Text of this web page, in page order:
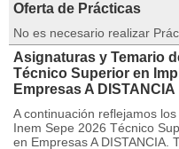
Oferta de Prácticas
No es necesario realizar
Asignaturas y Temario
Técnico Superior en
Empresas A DISTANCIA
A continuación reflejamos
Inem Sepe 2026 Técnico
en Empresas A DISTANCIA.